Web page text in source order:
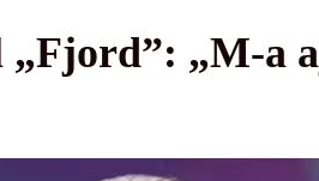
„Fjord”: „M-a